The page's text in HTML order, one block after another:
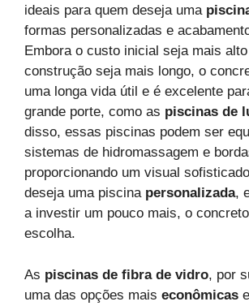
ideais para quem deseja uma
formas personalizadas e
Embora o custo inicial seja mais
construção seja mais longo, o
uma longa vida útil e é excelente
grande porte, como as piscinas de
disso, essas piscinas podem ser
sistemas de hidromassagem e
proporcionando um visual
deseja uma piscina personalizada,
a investir um pouco mais, o
escolha.
As piscinas de fibra de vidro, por
uma das opções mais econômicas e